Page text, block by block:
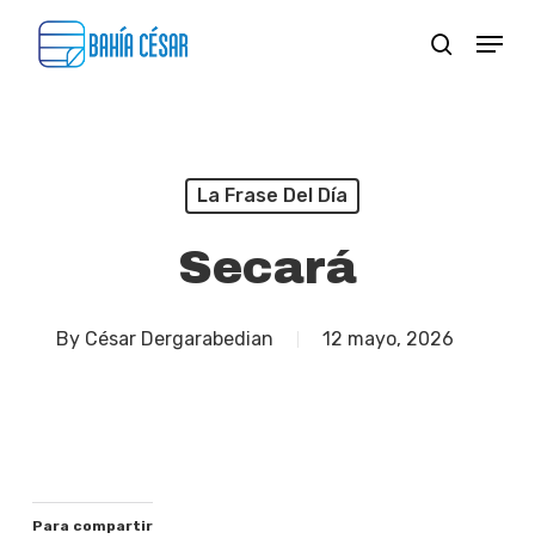
search
Menu
La Frase Del Día
Secará
By César Dergarabedian 12 mayo, 2026
Para compartir